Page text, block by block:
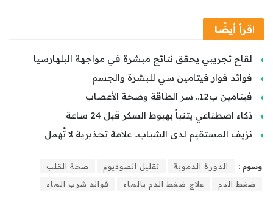
اقرأ أيضًا
لقاح تجريبي يحقق نتائج مبشرة في مواجهة البلهارسيا
فوائد فوار فيتامين سي للبشرة والجسم
فيتامين ب12.. سر الطاقة وصحة الأعصاب
ذكاء اصطناعي يتنبأ بهبوط السكر قبل 24 ساعة
نزيف المستقيم لدى الشباب.. علامة تحذيرية لا تُهمل
وسوم : الدورة الدموية تقليل الصوديوم
صحة القلب
ضغط الدم
علاج ضغط الدم بالماء فوائد شرب الماء